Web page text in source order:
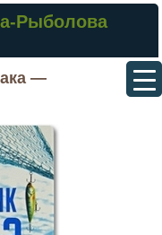
Рыболова
—